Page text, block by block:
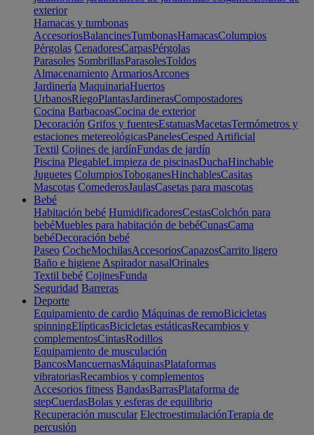
exterior
Hamacas y tumbonas
AccesoriosBalancinesTumbonasHamacasColumpios
Pérgolas CenadoresCarpasPérgolas
Parasoles SombrillasParasolesToldos
Almacenamiento ArmariosArcones
Jardinería MaquinariaHuertos
UrbanosRiegoPlantasJardinerasCompostadores
Cocina BarbacoasCocina de exterior
Decoración Grifos y fuentesEstatuasMacetasTermómetros y
estaciones metereológicasPanelesCesped Artificial
Textil Cojines de jardínFundas de jardín
Piscina PlegableLimpieza de piscinasDuchaHinchable
Juguetes ColumpiosToboganesHinchablesCasitas
Mascotas ComederosJaulasCasetas para mascotas
Bebé
Habitación bebé HumidificadoresCestasColchón para
bebéMuebles para habitación de bebéCunasCama
bebéDecoración bebé
Paseo CocheMochilasAccesoriosCapazosCarrito ligero
Baño e higiene Aspirador nasalOrinales
Textil bebé CojinesFunda
Seguridad Barreras
Deporte
Equipamiento de cardio Máquinas de remoBicicletas
spinningElípticasBicicletas estáticasRecambios y
complementosCintasRodillos
Equipamiento de musculación
BancosMancuernasMáquinasPlataformas
vibratoriasRecambios y complementos
Accesorios fitness BandasBarrasPlataforma de
stepCuerdasBolas y esferas de equilibrio
Recuperación muscular ElectroestimulaciónTerapia de
percusión